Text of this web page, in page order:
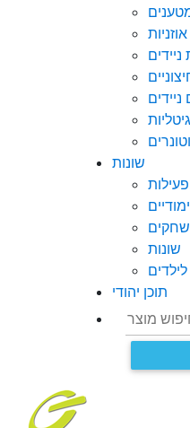
אוזניות
ניידים
שונות
שונות
תוכן יהודי